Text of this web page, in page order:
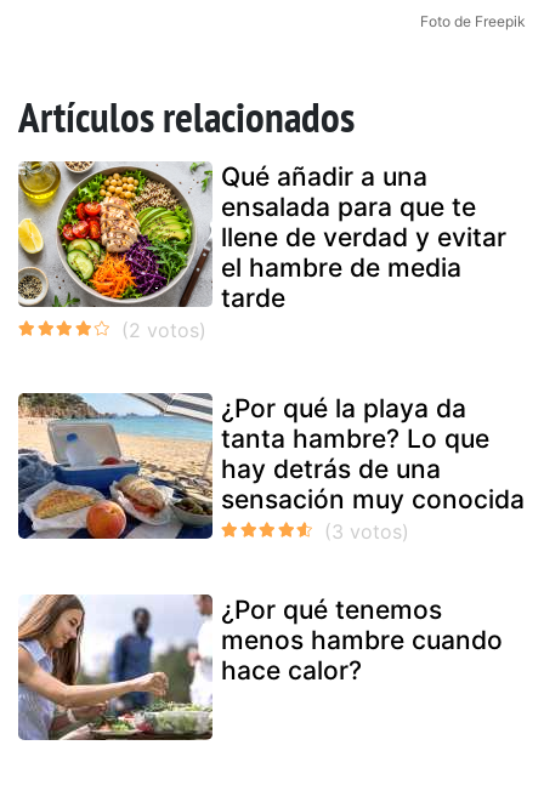
Foto de Freepik
Artículos relacionados
Qué añadir a una
ensalada para que te
llene de verdad y evitar
el hambre de media
tarde
¿Por qué la playa da
tanta hambre? Lo que
hay detrás de una
sensación muy conocida
¿Por qué tenemos
menos hambre cuando
hace calor?